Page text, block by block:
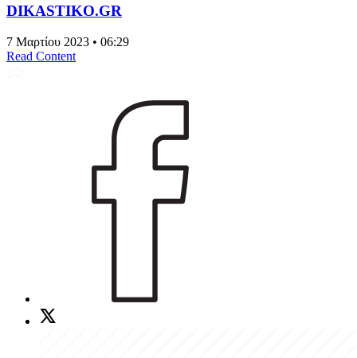
DIKASTIKO.GR
7 Μαρτίου 2023 • 06:29
Read Content